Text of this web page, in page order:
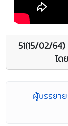
51(15/02/
โด
ผู้บรรยา